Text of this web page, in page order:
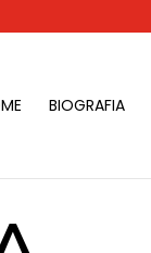
BIOGRAFIA